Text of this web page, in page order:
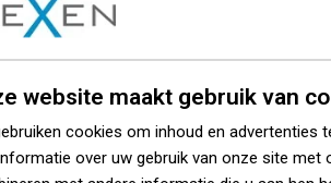
website maakt gebruik van
cookies om inhoud en advertenties
over uw gebruik van onze site met